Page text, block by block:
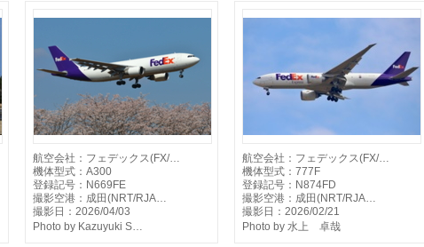
航空会社：フェデックス(FX/…
機体型式：A300
登録記号：N669FE
撮影空港：成田(NRT/RJA…
撮影日：2026/04/03
Photo by Kazuyuki S…
航空会社：フェデックス(FX/…
機体型式：777F
登録記号：N874FD
撮影空港：成田(NRT/RJA…
撮影日：2026/02/21
Photo by 水上 卓哉